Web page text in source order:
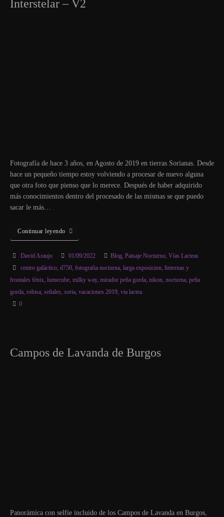
Interstelar – V2
Fotografía de hace 3 años, en Agosto de 2019 en tierras Sorianas. Desde
hace un pequeño tiempo estoy volviendo a procesar de nuevo alguna
que otra foto que pienso que lo merece. Después de haber adquirido
más conocimientos dentro del procesado de las mismas se que puedo
sacar le más…
Continuar leyendo
David Araujo 01/09/2022 Blog, Paisaje Nocturno, Vías Lacteas
centro galáctico, d750, fotografia nocturna, larga exposicion, linternas y
frontales fénix lumecube milky way, mirador peña gorda nikon nocturna peña
gorda robisa señales soria vacaciones 2019 via lactea
0
Campos de Lavanda de Burgos
Panorámica con selfie incluido de los Campos de Lavanda en Burgos,